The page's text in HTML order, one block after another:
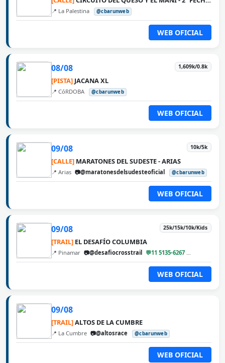
📍 La Palestina @cbarunweb
WEB OFICIAL
08/08 1,609k/0.8k
[PISTA] JACANA XL
📍 CóRDOBA @cbarunweb
WEB OFICIAL
09/08 10k/5k
[CALLE] MARATONES DEL SUDESTE - ARIAS
📍 Arias 📷@maratonesdelsudesteoficial @cbarunweb
WEB OFICIAL
09/08 25k/15k/10k/Kids
[TRAIL] EL DESAFÍO COLUMBIA
📍 Pinamar 📷@desafiocrosstrail 💬11 5135-6267
WEB OFICIAL
09/08
[TRAIL]ALTOS DE LA CUMBRE
📍 La Cumbre 📷@altosrace @cbarunweb
WEB OFICIAL